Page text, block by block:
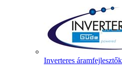
Inverteres áramfejlesztők